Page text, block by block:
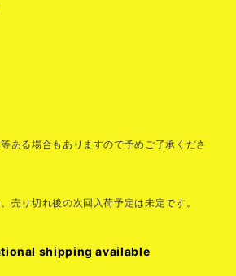
ある場合もありますので予めご了承くださ
売り切れ後の次回入荷予定は未定です。
shipping available